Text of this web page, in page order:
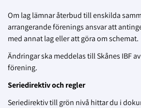
Om lag lämnar återbud till enskilda
arrangerande förenings ansvar att
med annat lag eller att göra om schemat.
Ändringar ska meddelas till Skånes IBF
förening.
Seriedirektiv och regler
Seriedirektiv till grön nivå hittar du i